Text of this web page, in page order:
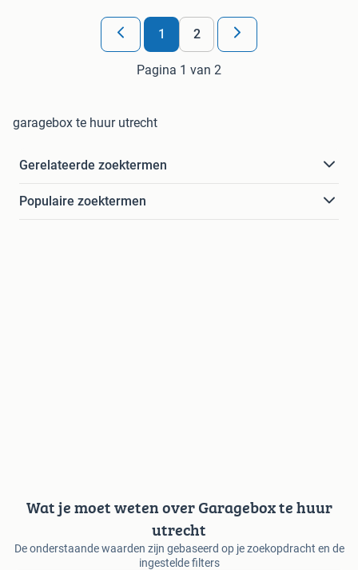
1 2
Pagina 1 van 2
garagebox te huur utrecht
Gerelateerde zoektermen
Populaire zoektermen
Wat je moet weten over Garagebox te huur
utrecht
De onderstaande waarden zijn gebaseerd op je zoekopdracht en de
ingestelde filters